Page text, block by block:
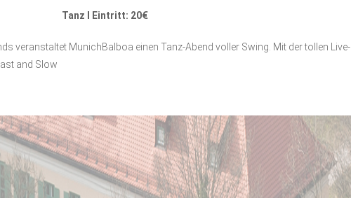
Tanz I Eintritt: 20€
veranstaltet MunichBalboa einen Tanz-Abend voller Swing. Mit der tollen Live-
and Slow